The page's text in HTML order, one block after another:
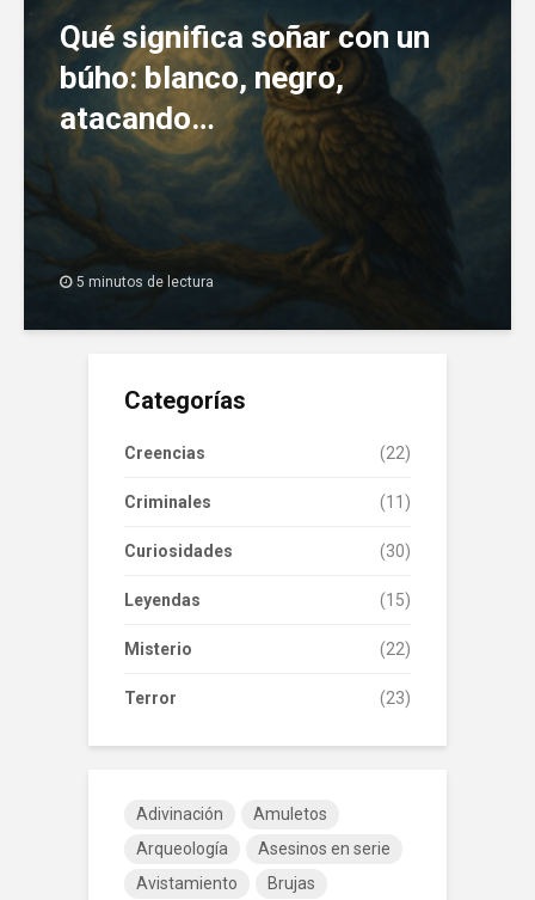
Qué significa soñar con un
búho: blanco, negro,
atacando…
5 minutos de lectura
Categorías
Creencias (22)
Criminales (11)
Curiosidades (30)
Leyendas (15)
Misterio (22)
Terror (23)
Adivinación
Amuletos
Arqueología
Asesinos en serie
Avistamiento
Brujas